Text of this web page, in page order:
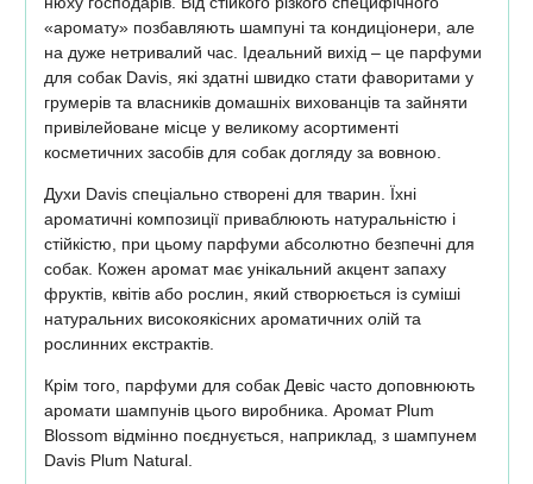
«аромату» позбавляють шампуні та кондиціонери, але
на дуже нетривалий час. Ідеальний вихід – це парфуми
для собак Davis, які здатні швидко стати фаворитами у
грумерів та власників домашніх вихованців та зайняти
привілейоване місце у великому асортименті
косметичних засобів для собак догляду за вовною.
Духи Davis спеціально створені для тварин. Їхні
ароматичні композиції приваблюють натуральністю і
стійкістю, при цьому парфуми абсолютно безпечні для
собак. Кожен аромат має унікальний акцент запаху
фруктів, квітів або рослин, який створюється із суміші
натуральних високоякісних ароматичних олій та
рослинних екстрактів.
Крім того, парфуми для собак Девіс часто доповнюють
аромати шампунів цього виробника. Аромат Plum
Blossom відмінно поєднується, наприклад, з шампунем
Davis Plum Natural.